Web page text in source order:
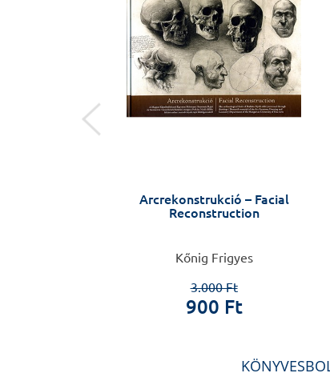
Arcrekonstrukció – Facial
Reconstruction
Kőnig Frigyes
3.000 Ft
900 Ft